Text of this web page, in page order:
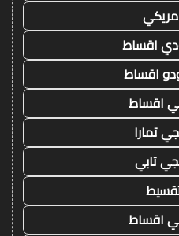
اقساط
اقساط
اقساط
تمارا
تابي
اقساط